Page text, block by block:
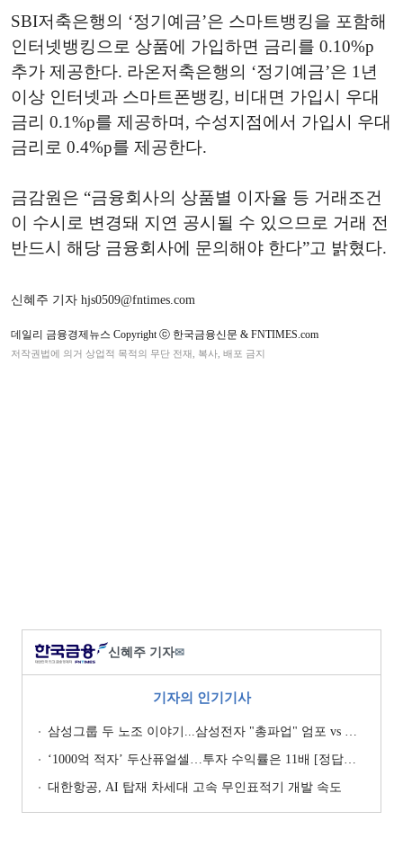
SBI저축은행의 ‘정기예금’은 스마트뱅킹을 포함해
인터넷뱅킹으로 상품에 가입하면 금리를 0.10%p
추가 제공한다. 라온저축은행의 ‘정기예금’은 1년
이상 인터넷과 스마트폰뱅킹, 비대면 가입시 우대
금리 0.1%p를 제공하며, 수성지점에서 가입시 우대
금리로 0.4%p를 제공한다.
금감원은 “금융회사의 상품별 이자율 등 거래조건
이 수시로 변경돼 지연 공시될 수 있으므로 거래 전
반드시 해당 금융회사에 문의해야 한다”고 밝혔다.
신혜주 기자 hjs0509@fntimes.com
데일리 금융경제뉴스 Copyright ⓒ 한국금융신문 & FNTIMES.com
저작권법에 의거 상업적 목적의 무단 전재, 복사, 배포 금지
신혜주 기자✉
기자의 인기기사
삼성그룹 두 노조 이야기...삼성전자 "총파업" 엄포 vs 삼성重 '노사 원팀' 자처
‘1000억 적자’ 두산퓨얼셀…투자 수익률은 11배 [정답은 TSR]
대한항공, AI 탑재 차세대 고속 무인표적기 개발 속도